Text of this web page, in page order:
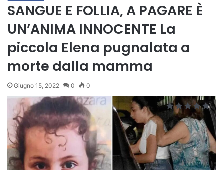
SANGUE E FOLLIA, A PAGARE È
UN’ANIMA INNOCENTE La
piccola Elena pugnalata a
morte dalla mamma
Giugno 15, 2022 0 0